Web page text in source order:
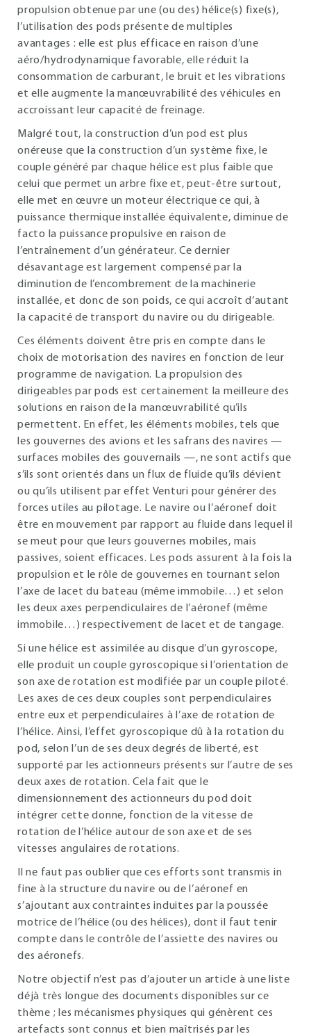
propulsion obtenue par une (ou des) hélice(s) fixe(s),
l’utilisation des pods présente de multiples
avantages : elle est plus efficace en raison d’une
aéro/hydrodynamique favorable, elle réduit la
consommation de carburant, le bruit et les vibrations
et elle augmente la manœuvrabilité des véhicules en
accroissant leur capacité de freinage.
Malgré tout, la construction d’un pod est plus
onéreuse que la construction d’un système fixe, le
couple généré par chaque hélice est plus faible que
celui que permet un arbre fixe et, peut-être surtout,
elle met en œuvre un moteur électrique ce qui, à
puissance thermique installée équivalente, diminue de
facto la puissance propulsive en raison de
l’entraînement d’un générateur. Ce dernier
désavantage est largement compensé par la
diminution de l’encombrement de la machinerie
installée, et donc de son poids, ce qui accroît d’autant
la capacité de transport du navire ou du dirigeable.
Ces éléments doivent être pris en compte dans le
choix de motorisation des navires en fonction de leur
programme de navigation. La propulsion des
dirigeables par pods est certainement la meilleure des
solutions en raison de la manœuvrabilité qu’ils
permettent. En effet, les éléments mobiles, tels que
les gouvernes des avions et les safrans des navires —
surfaces mobiles des gouvernails —, ne sont actifs que
s’ils sont orientés dans un flux de fluide qu’ils dévient
ou qu’ils utilisent par effet Venturi pour générer des
forces utiles au pilotage. Le navire ou l’aéronef doit
être en mouvement par rapport au fluide dans lequel il
se meut pour que leurs gouvernes mobiles, mais
passives, soient efficaces. Les pods assurent à la fois la
propulsion et le rôle de gouvernes en tournant selon
l’axe de lacet du bateau (même immobile…) et selon
les deux axes perpendiculaires de l’aéronef (même
immobile…) respectivement de lacet et de tangage.
Si une hélice est assimilée au disque d’un gyroscope,
elle produit un couple gyroscopique si l’orientation de
son axe de rotation est modifiée par un couple piloté.
Les axes de ces deux couples sont perpendiculaires
entre eux et perpendiculaires à l’axe de rotation de
l’hélice. Ainsi, l’effet gyroscopique dû à la rotation du
pod, selon l’un de ses deux degrés de liberté, est
supporté par les actionneurs présents sur l’autre de ses
deux axes de rotation. Cela fait que le
dimensionnement des actionneurs du pod doit
intégrer cette donne, fonction de la vitesse de
rotation de l’hélice autour de son axe et de ses
vitesses angulaires de rotations.
Il ne faut pas oublier que ces efforts sont transmis in
fine à la structure du navire ou de l’aéronef en
s’ajoutant aux contraintes induites par la poussée
motrice de l’hélice (ou des hélices), dont il faut tenir
compte dans le contrôle de l’assiette des navires ou
des aéronefs.
Notre objectif n’est pas d’ajouter un article à une liste
déjà très longue des documents disponibles sur ce
thème ; les mécanismes physiques qui génèrent ces
artefacts sont connus et bien maîtrisés par les